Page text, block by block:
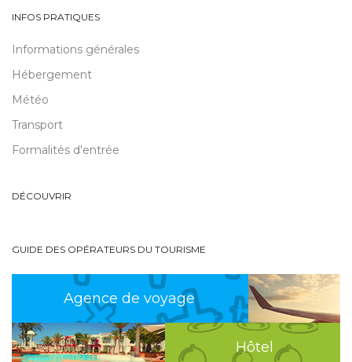
INFOS PRATIQUES
Informations générales
Hébergement
Météo
Transport
Formalités d'entrée
DÉCOUVRIR
GUIDE DES OPÉRATEURS DU TOURISME
Agence de voyage
Hôtel